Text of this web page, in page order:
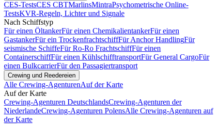
CES-TestsCES CBTMarlinsMintraPsychometrische Online-
TestsKVR-Regeln, Lichter und Signale
Nach Schiffstyp
Für einen ÖltankerFür einen ChemikalientankerFür einen
GastankerFür ein TrockenfrachtschiffFür Anchor HandlingFür
seismische SchiffeFür Ro-Ro FrachtschiffFür einen
ContainerschiffFür einen KühlschifftransportFür General CargoFür
einen BulkcarrierFür den Passagiertransport
Crewing und Reedereien
Alle Crewing-AgenturenAuf der Karte
Auf der Karte
Crewing-Agenturen DeutschlandsCrewing-Agenturen der
NiederlandeCrewing-Agenturen PolensAlle Crewing-Agenturen auf
der Karte